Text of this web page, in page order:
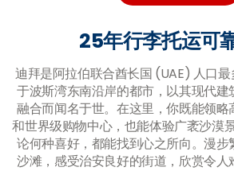
25年行李托运可
迪拜是阿拉伯联合酋长国 (UAE) 人口
于波斯湾东南沿岸的都市，以其现代建
融合而闻名于世。在这里，你既能领略
和世界级购物中心，也能体验广袤沙
论何种喜好，都能找到心之所向。漫
沙滩，感受治安良好的街道，欣赏令人